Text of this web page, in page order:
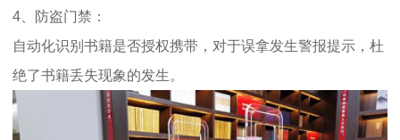
4、防盗门禁：
自动化识别书籍是否授权携带，对于误拿发生警报提示，杜
绝了书籍丢失现象的发生。